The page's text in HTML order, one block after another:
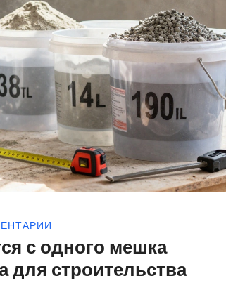
с одного мешка
для строительства